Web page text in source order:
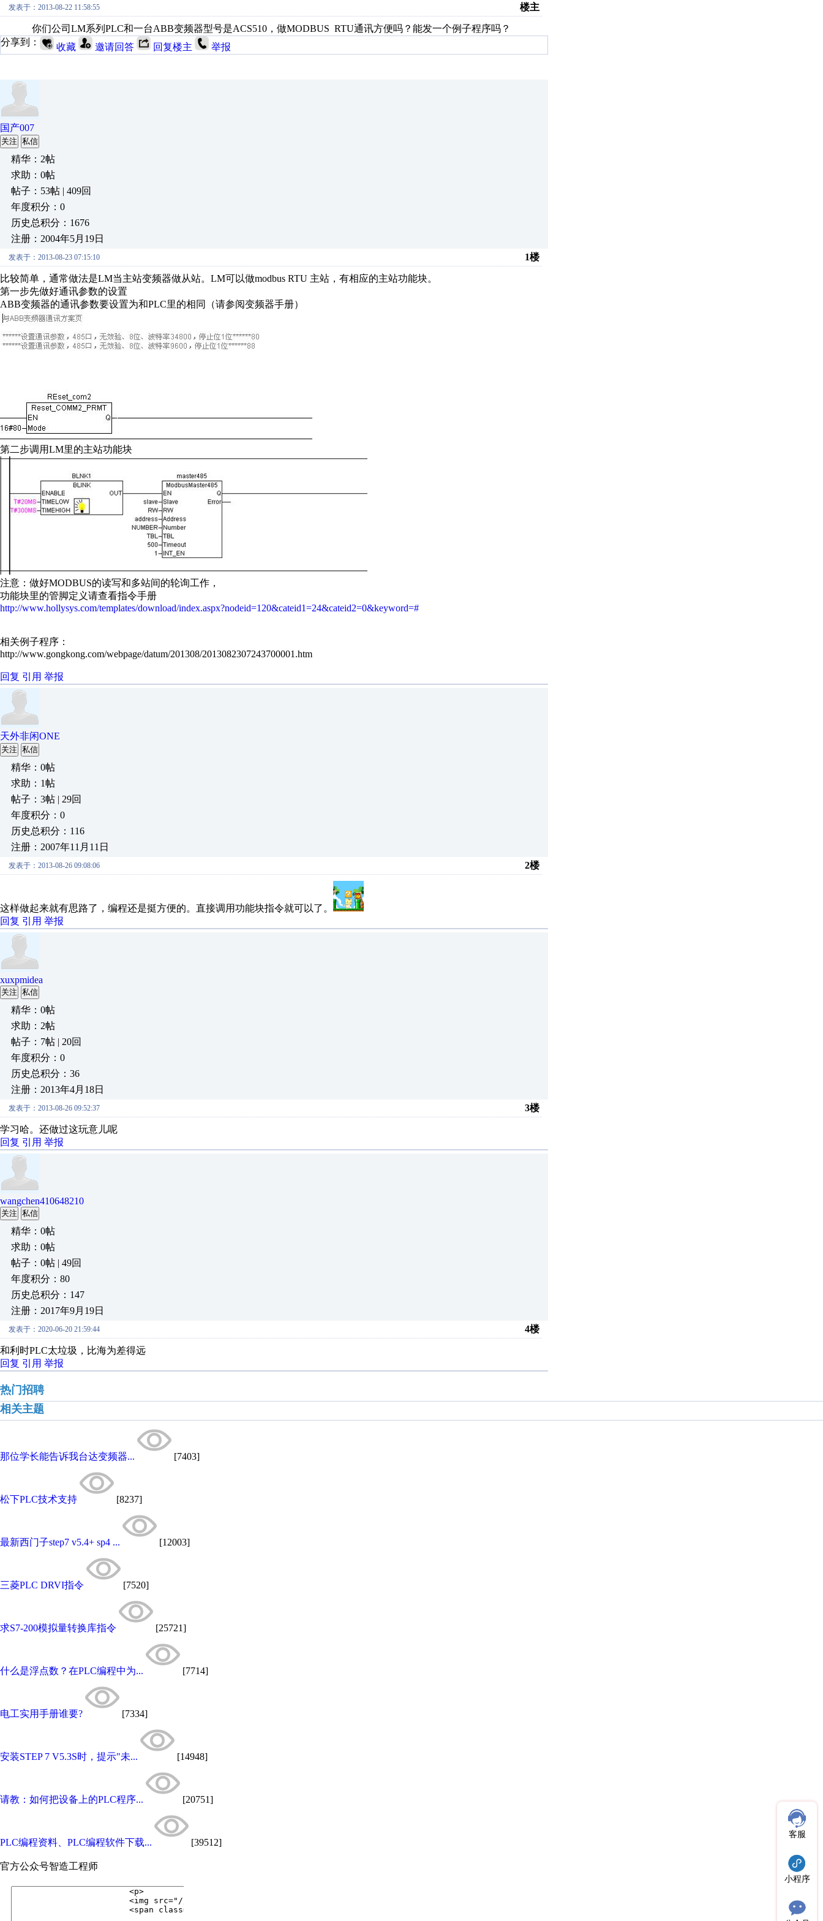
发表于：2013-08-22 11:58:55 楼主
你们公司LM系列PLC和一台ABB变频器型号是ACS510，做MODBUS RTU通讯方便吗？能发一个例子程序吗？
分享到：
收藏 邀请回答 回复楼主 举报
国产007
关注 私信
精华：2帖
求助：0帖
帖子：53帖 | 409回
年度积分：0
历史总积分：1676
注册：2004年5月19日
发表于：2013-08-23 07:15:10 1楼
比较简单，通常做法是LM当主站变频器做从站。LM可以做modbus RTU 主站，有相应的主站功能块。
第一步先做好通讯参数的设置
ABB变频器的通讯参数要设置为和PLC里的相同（请参阅变频器手册）
第二步调用LM里的主站功能块
注意：做好MODBUS的读写和多站间的轮询工作，
功能块里的管脚定义请查看指令手册
http://www.hollysys.com/templates/download/index.aspx?nodeid=120&cateid1=24&cateid2=0&keyword=#
相关例子程序：
http://www.gongkong.com/webpage/datum/201308/2013082307243700001.htm
回复 引用 举报
天外非闲ONE
关注 私信
精华：0帖
求助：1帖
帖子：3帖 | 29回
年度积分：0
历史总积分：116
注册：2007年11月11日
发表于：2013-08-26 09:08:06 2楼
这样做起来就有思路了，编程还是挺方便的。直接调用功能块指令就可以了。
回复 引用 举报
xuxpmidea
关注 私信
精华：0帖
求助：2帖
帖子：7帖 | 20回
年度积分：0
历史总积分：36
注册：2013年4月18日
发表于：2013-08-26 09:52:37 3楼
学习哈。还做过这玩意儿呢
回复 引用 举报
wangchen410648210
关注 私信
精华：0帖
求助：0帖
帖子：0帖 | 49回
年度积分：80
历史总积分：147
注册：2017年9月19日
发表于：2020-06-20 21:59:44 4楼
和利时PLC太垃圾，比海为差得远
回复 引用 举报
热门招聘
相关主题
那位学长能告诉我台达变频器... [7403]
松下PLC技术支持 [8237]
最新西门子step7 v5.4+ sp4 ... [12003]
三菱PLC DRVI指令 [7520]
求S7-200模拟量转换库指令 [25721]
什么是浮点数？在PLC编程中为... [7714]
电工实用手册谁要? [7334]
安装STEP 7 V5.3S时，提示"未... [14948]
请教：如何把设备上的PLC程序... [20751]
PLC编程资料、PLC编程软件下载... [39512]
官方公众号智造工程师
客服
小程序